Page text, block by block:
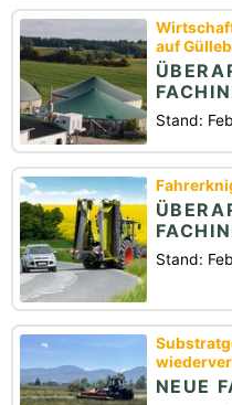
auf
Stand:
Stand:
NEUE